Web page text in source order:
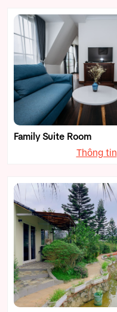
Family Suite Room
Thông tin